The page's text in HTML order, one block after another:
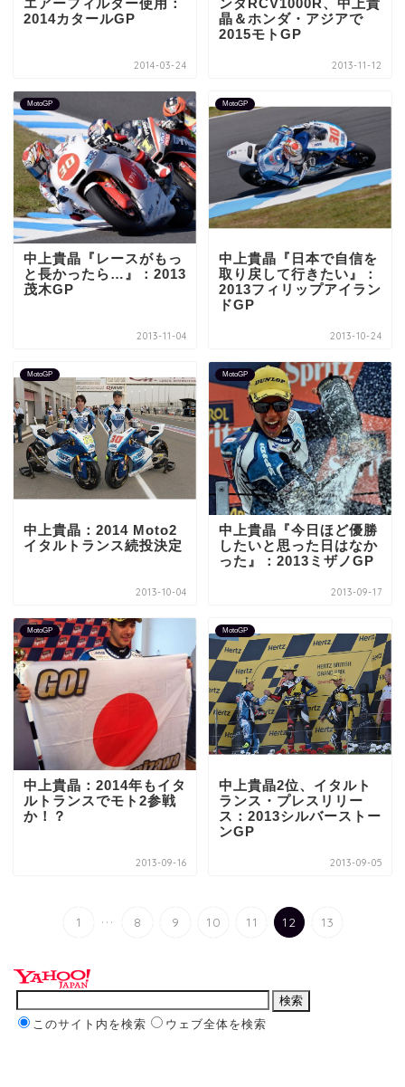
2014カタールGP
2014-03-24
晶＆ホンダ・アジアで
2015モトGP
2013-11-12
MotoGP
中上貴晶『レースがもっ
と長かったら…』：2013
茂木GP
2013-11-04
MotoGP
中上貴晶『日本で自信を
取り戻して行きたい』：
2013フィリップアイラン
ドGP
2013-10-24
MotoGP
中上貴晶：2014 Moto2
イタルトランス続投決定
2013-10-04
MotoGP
中上貴晶『今日ほど優勝
したいと思った日はなか
った』：2013ミザノGP
2013-09-17
MotoGP
中上貴晶：2014年もイタ
ルトランスでモト2参戦
か！？
2013-09-16
MotoGP
中上貴晶2位、イタルト
ランス・プレスリリー
ス：2013シルバーストー
ンGP
2013-09-05
1 ... 8 9 10 11 12 13
このサイト内を検索 ウェブ全体を検索